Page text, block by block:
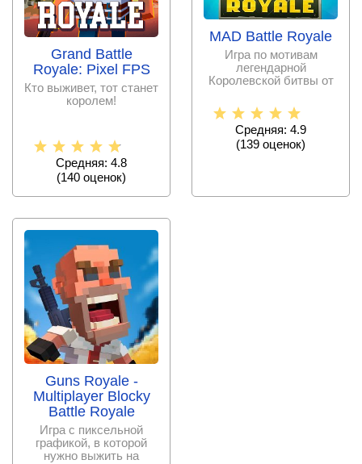
Grand Battle
Royale: Pixel FPS
Кто выживет, тот станет
королем!
Средняя: 4.8
(140 оценок)
MAD Battle Royale
Игра по мотивам
легендарной
Королевской битвы от
Средняя: 4.9
(139 оценок)
Guns Royale -
Multiplayer Blocky
Battle Royale
Игра с пиксельной
графикой, в которой
нужно выжить на